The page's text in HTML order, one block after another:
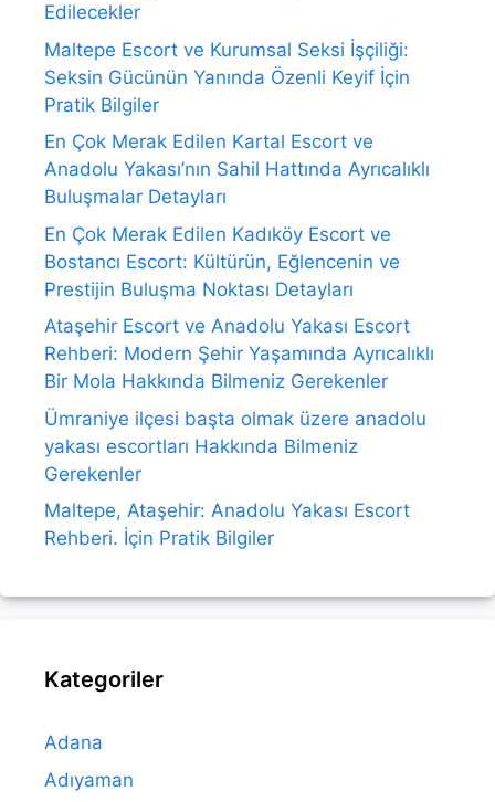
Edilecekler
Maltepe Escort ve Kurumsal Seksi İşçiliği:
Seksin Gücünün Yanında Özenli Keyif İçin
Pratik Bilgiler
En Çok Merak Edilen Kartal Escort ve
Anadolu Yakası’nın Sahil Hattında Ayrıcalıklı
Buluşmalar Detayları
En Çok Merak Edilen Kadıköy Escort ve
Bostancı Escort: Kültürün, Eğlencenin ve
Prestijin Buluşma Noktası Detayları
Ataşehir Escort ve Anadolu Yakası Escort
Rehberi: Modern Şehir Yaşamında Ayrıcalıklı
Bir Mola Hakkında Bilmeniz Gerekenler
Ümraniye ilçesi başta olmak üzere anadolu
yakası escortları Hakkında Bilmeniz
Gerekenler
Maltepe, Ataşehir: Anadolu Yakası Escort
Rehberi. İçin Pratik Bilgiler
Kategoriler
Adana
Adıyaman